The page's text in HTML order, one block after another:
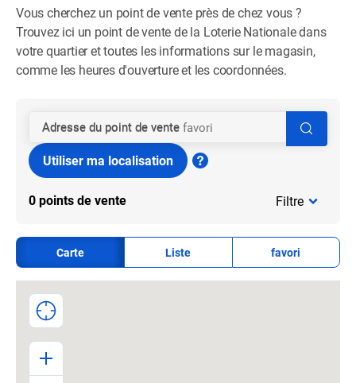
Vous cherchez un point de vente près de chez vous ?
Trouvez ici un point de vente de la Loterie Nationale dans
votre quartier et toutes les informations sur le magasin,
comme les heures d'ouverture et les coordonnées.
Adresse du point de vente
Utiliser ma localisation
0points de vente Filtre
Carte Liste favori